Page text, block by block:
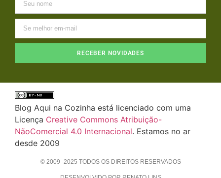
RECEBER NOVIDADES
Blog Aqui na Cozinha está licenciado com uma
Licença Creative Commons Atribuição-
NãoComercial 4.0 Internacional. Estamos no ar
desde 2009
© 2009 -2025 TODOS OS DIREITOS RESERVADOS